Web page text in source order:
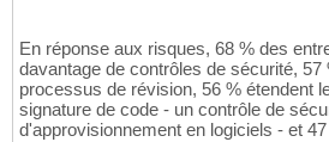
En réponse aux risques, 68 % des
davantage de contrôles de sécurité, 57
processus de révision, 56 % étendent
signature de code - un contrôle de
d'approvisionnement en logiciels - et